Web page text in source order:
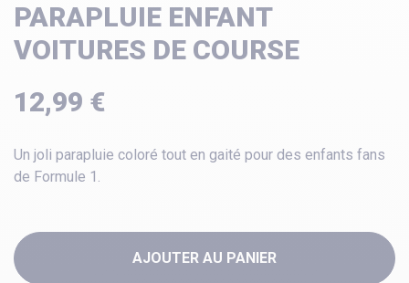
PARAPLUIE ENFANT
VOITURES DE COURSE
12,99 €
Un joli parapluie coloré tout en gaité pour des enfants fans
de Formule 1.
AJOUTER AU PANIER